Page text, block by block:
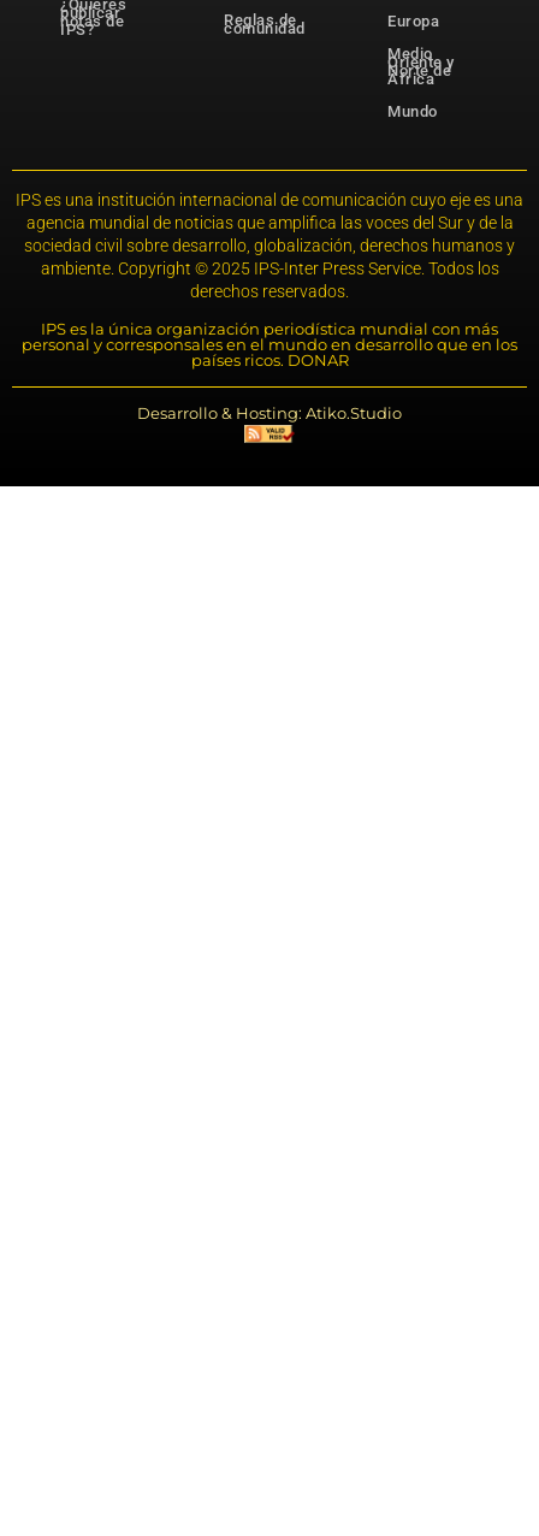
¿Quieres
publicar
notas de
IPS?
Reglas de
comunidad
Europa
Medio
Oriente y
Norte de
África
Mundo
IPS es una institución internacional de comunicación cuyo eje es una
agencia mundial de noticias que amplifica las voces del Sur y de la
sociedad civil sobre desarrollo, globalización, derechos humanos y
ambiente. Copyright © 2025 IPS-Inter Press Service. Todos los
derechos reservados.
IPS es la única organización periodística mundial con más
personal y corresponsales en el mundo en desarrollo que en los
países ricos. DONAR
Desarrollo & Hosting: Atiko.Studio